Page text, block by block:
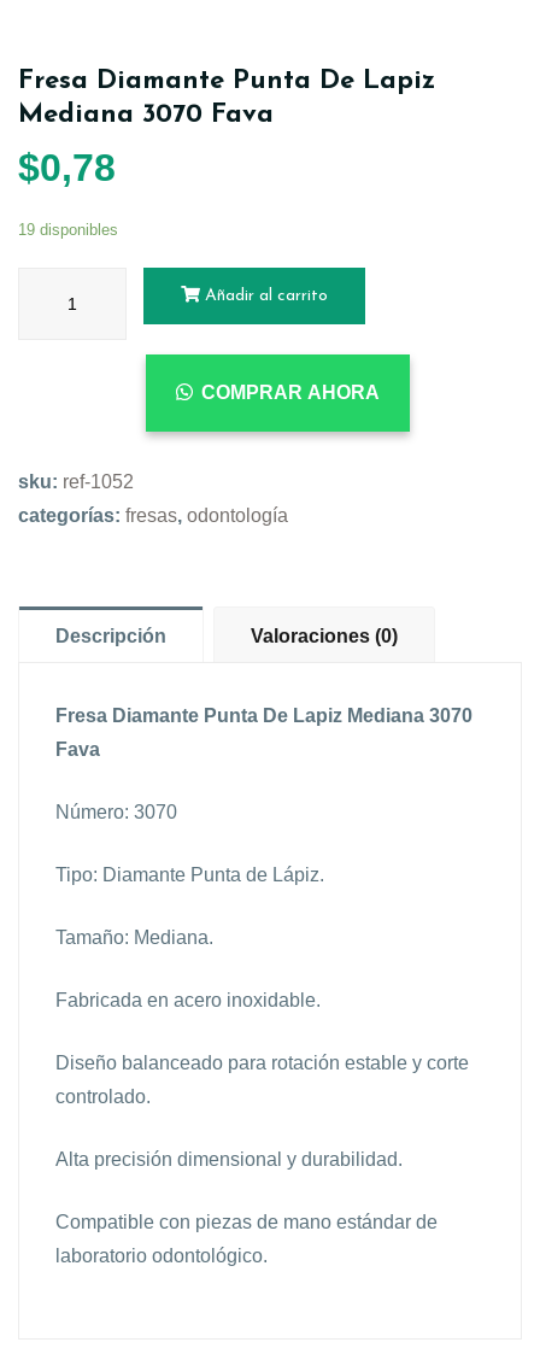
Fresa Diamante Punta De Lapiz
Mediana 3070 Fava
$0,78
19 disponibles
Añadir al carrito
COMPRAR AHORA
sku: ref-1052
categorías: fresas, odontología
Descripción Valoraciones (0)
Fresa Diamante Punta De Lapiz Mediana 3070
Fava
Número: 3070
Tipo: Diamante Punta de Lápiz.
Tamaño: Mediana.
Fabricada en acero inoxidable.
Diseño balanceado para rotación estable y corte
controlado.
Alta precisión dimensional y durabilidad.
Compatible con piezas de mano estándar de
laboratorio odontológico.